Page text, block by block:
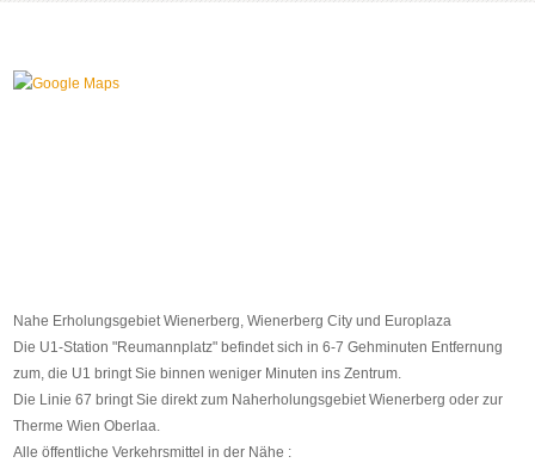
Nahe Erholungsgebiet Wienerberg, Wienerberg City und Europlaza
Die U1-Station "Reumannplatz" befindet sich in 6-7 Gehminuten Entfernung
zum, die U1 bringt Sie binnen weniger Minuten ins Zentrum.
Die Linie 67 bringt Sie direkt zum Naherholungsgebiet Wienerberg oder zur
Therme Wien Oberlaa.
Alle öffentliche Verkehrsmittel in der Nähe :